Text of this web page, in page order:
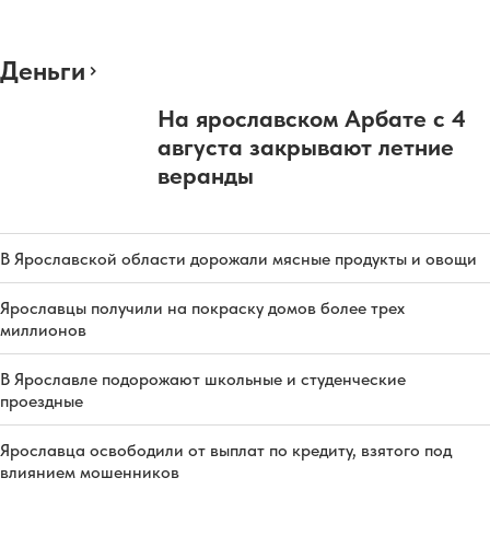
Деньги
На ярославском Арбате с 4
августа закрывают летние
веранды
В Ярославской области дорожали мясные продукты и овощи
Ярославцы получили на покраску домов более трех
миллионов
В Ярославле подорожают школьные и студенческие
проездные
Ярославца освободили от выплат по кредиту, взятого под
влиянием мошенников